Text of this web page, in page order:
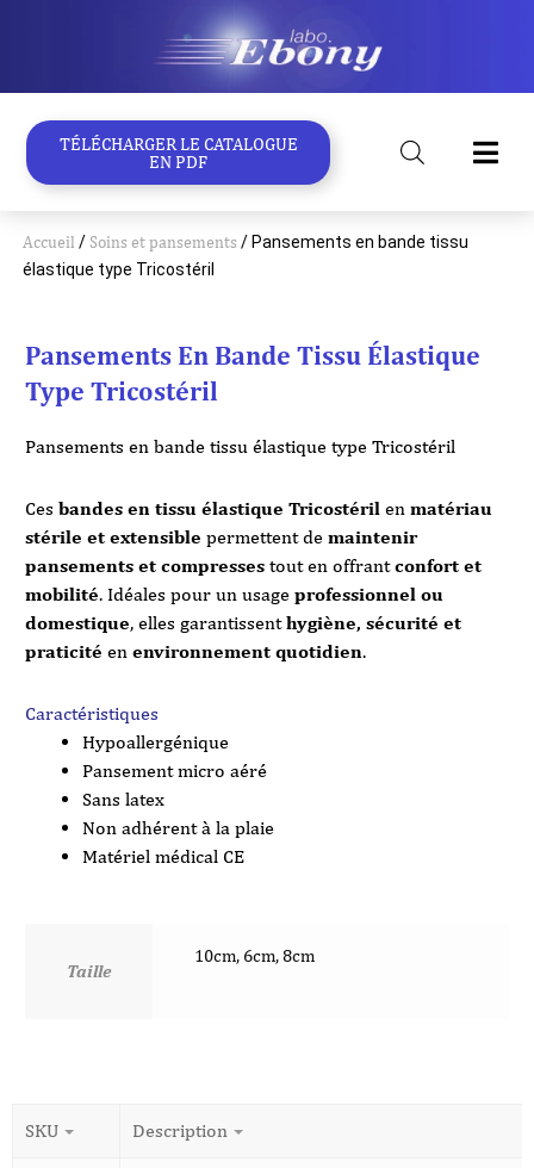
TÉLÉCHARGER LE CATALOGUE
EN PDF
Accueil / Soins et pansements / Pansements en bande tissu
élastique type Tricostéril
Pansements En Bande Tissu Élastique
Type Tricostéril
Pansements en bande tissu élastique type Tricostéril
Ces bandes en tissu élastique Tricostéril en matériau
stérile et extensible permettent de maintenir
pansements et compresses tout en offrantconfort et
mobilité. Idéales pour un usage professionnel ou
domestique, elles garantissenthygiène, sécurité et
praticité en environnement quotidien.
Caractéristiques
Hypoallergénique
Pansement micro aéré
Sans latex
Non adhérent à la plaie
Matériel médical CE
Taille
10cm, 6cm, 8cm
SKU Description